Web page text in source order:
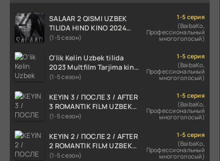
SALAAR 2 QISMI UZBEK
TILIDA HIND KINO 2024
TARJIMA 720p HD Skachat
(1-5 сезон)
1-5 серия
(BaibaKo,
Профессиональный
многоголосый)
O'lik Kelin Uzbek tilida
2023 Multfilm Tarjima kino
skachat
(1-5 сезон)
1-5 серия
(BaibaKo,
Профессиональный
многоголосый)
KEYIN 3 / ПОСЛЕ 3 / AFTER
3 ROMANTIK FILM UZBEK
TILIDA 2021 TARJIMA FILM
(1-5 сезон)
1-5 серия
(BaibaKo,
Профессиональный
многоголосый)
KEYIN 2 / ПОСЛЕ 2 / AFTER
2 ROMANTIK FILM UZBEK
TILIDA 2020 TARJIMA FILM
(1-5 сезон)
1-5 серия
(BaibaKo,
Профессиональный
многоголосый)